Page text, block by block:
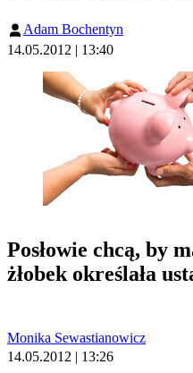
Adam Bochentyn
14.05.2012 | 13:40
Posłowie chcą, by
żłobek określała
Monika Sewastianowicz
14.05.2012 | 13:26